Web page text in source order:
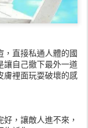
，直接私通人體的國
讓自己撤下最外一道
膚裡面玩耍破壞的感
，讓敵人進不來，